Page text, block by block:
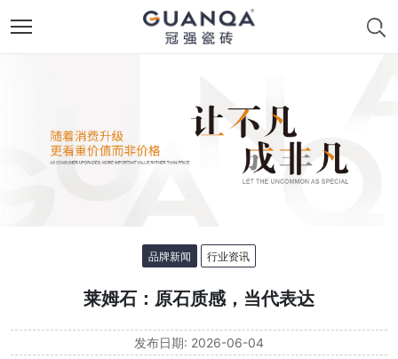
品牌新闻 行业资讯
莱姆石：原石质感，当代表达
发布日期: 2026-06-04